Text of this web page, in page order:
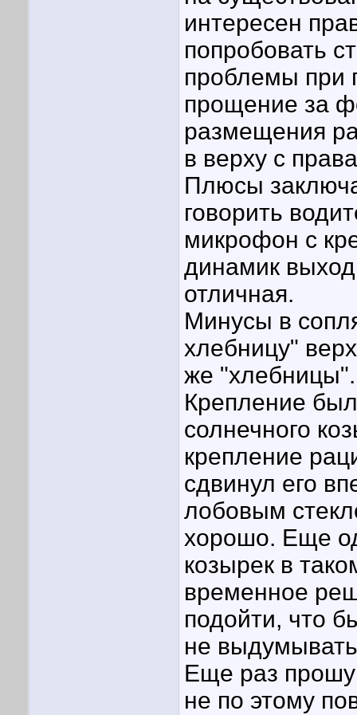
интересен
попробовать
проблемы при
прощение за
размещения
в верху с
Плюсы
говорить
микрофон с
динамик
отличная.
Минусы в
хлебницу"
же "хлебницы".
Крепление
солнечного
крепление
сдвинул его
лобовым
хорошо. Еще
козырек в
временное
подойти, что
не
Еще раз
не по этому